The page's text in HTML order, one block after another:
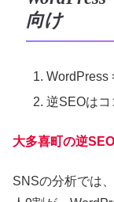
向け
WordPress
逆SEOは
大多喜町の逆
SNSの分析では